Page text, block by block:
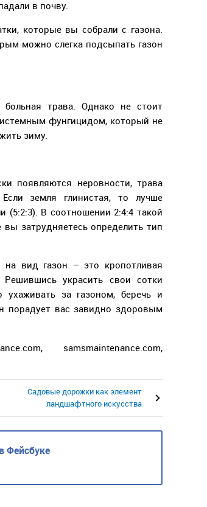
в почву.
которые вы собрали с газона.
можно слегка подсыпать газон
больная трава. Однако не стоит
фунгицидом, который не
зиму.
появляются неровности, трава
Если земля глинистая, то лучше
(5:2:3). В соотношении 2:4:4 такой
затрудняетесь определить тип
вид газон – это кропотливая
украсить свои сотки
ухаживать за газоном, беречь и
порадует вас завидно здоровым
samsmaintenance.com,
Садовые дорожки как элемент
ландшафтного искусства
Фейсбуке